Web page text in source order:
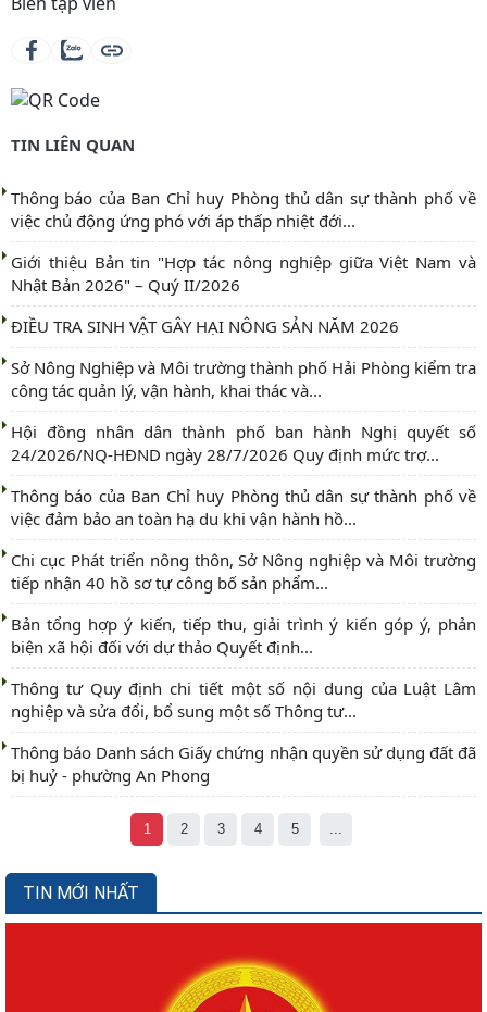
TIN LIÊN QUAN
Thông báo của Ban Chỉ huy Phòng thủ dân sự thành phố về
việc chủ động ứng phó với áp thấp nhiệt đới...
Giới thiệu Bản tin "Hợp tác nông nghiệp giữa Việt Nam và
Nhật Bản 2026" – Quý II/2026
ĐIỀU TRA SINH VẬT GÂY HẠI NÔNG SẢN NĂM 2026
Sở Nông Nghiệp và Môi trường thành phố Hải Phòng kiểm tra
công tác quản lý, vận hành, khai thác và...
Hội đồng nhân dân thành phố ban hành Nghị quyết số
24/2026/NQ-HĐND ngày 28/7/2026 Quy định mức trợ...
Thông báo của Ban Chỉ huy Phòng thủ dân sự thành phố về
việc đảm bảo an toàn hạ du khi vận hành hồ...
Chi cục Phát triển nông thôn, Sở Nông nghiệp và Môi trường
tiếp nhận 40 hồ sơ tự công bố sản phẩm...
Bản tổng hợp ý kiến, tiếp thu, giải trình ý kiến góp ý, phản
biện xã hội đối với dự thảo Quyết định...
Thông tư Quy định chi tiết một số nội dung của Luật Lâm
nghiệp và sửa đổi, bổ sung một số Thông tư...
Thông báo Danh sách Giấy chứng nhận quyền sử dụng đất đã
bị huỷ - phường An Phong
1 2 3 4 5
TIN MỚI NHẤT